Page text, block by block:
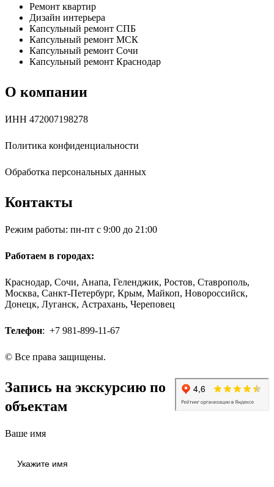
Ремонт квартир
Дизайн интерьера
Капсульный ремонт СПБ
Капсульный ремонт МСК
Капсульный ремонт Сочи
Капсульный ремонт Краснодар
О компании
ИНН 472007198278
Политика конфиденциальности
Обработка персональных данных
Контакты
Режим работы: пн-пт с 9:00 до 21:00
Работаем в городах:
Краснодар, Сочи, Анапа, Геленджик, Ростов, Ставрополь,
Москва, Санкт-Петербург, Крым, Майкоп, Новороссийск,
Донецк, Луганск, Астрахань, Череповец
Телефон: +7 981-899-11-67
© Все права защищены.
Запись на экскурсию по
объектам
Ваше имя